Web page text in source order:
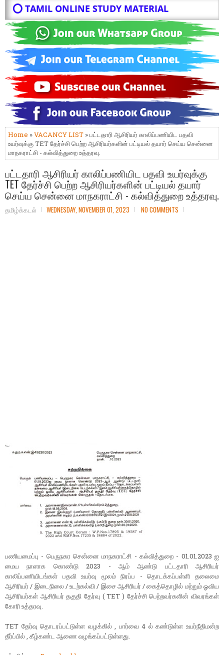
⭕ TAMIL ONLINE STUDY MATERIAL
Home »VACANCY LIST » பட்டதாரி ஆசிரியர் காலிப்பணியிட பதவி
உயர்வுக்கு TET தேர்ச்சி பெற்ற ஆசிரியர்களின் பட்டியல் தயார் செய்ய சென்னை
மாநகராட்சி - கல்வித்துறை உத்தரவு.
பட்டதாரி ஆசிரியர் காலிப்பணியிட பதவி உயர்வுக்கு
TET தேர்ச்சி பெற்ற ஆசிரியர்களின் பட்டியல் தயார்
செய்ய சென்னை மாநகராட்சி - கல்வித்துறை உத்தரவு.
தமிழ்க்கடல் WEDNESDAY, NOVEMBER 01, 2023 NO COMMENTS
பணியமைப்பு - பெருநகர சென்னை மாநகராட்சி - கல்வித்துறை - 01.01.2023 ஐ
மைய நாளாக கொண்டு 2023 - ஆம் ஆண்டு பட்டதாரி ஆசிரியர்
காலிப்பணியிடங்கள் பதவி உயர்வு மூலம் நிரப்ப - தொடக்கப்பள்ளி தலைமை
ஆசிரியர் / இடைநிலை / உடற்கல்வி / இசை ஆசிரியர் / கைத்தொழில் மற்றும் ஓவிய
ஆசிரியர்கள் ஆசிரியர் தகுதி தேர்வு ( TET ) தேர்ச்சி பெற்றவர்களின் விவரங்கள்
கோரி உத்தரவு.
TET தேர்வு தொடரப்பட்டுள்ள வழக்கில் , பார்வை 4 ல் கண்டுள்ள உயர்நீதிமன்ற
தீர்ப்பில் , கீழ்கண்ட ஆணை வழங்கப்பட்டுள்ளது.